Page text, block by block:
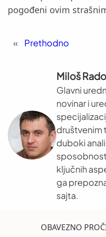
pogođeni ovim
« Prethodno
Miloš
Glavni
novinar i
društvenim
duboki
ključnih
ga
sajta.
OBAVEZNO